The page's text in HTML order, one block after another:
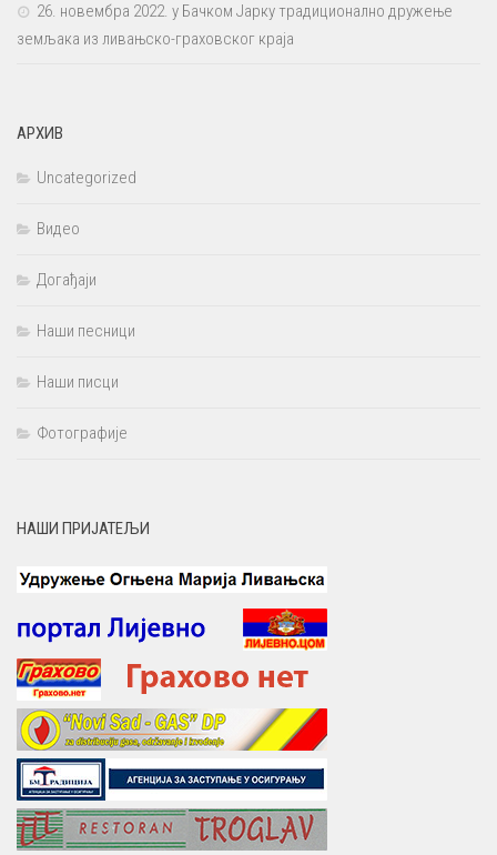
26. новембра 2022. у Бачком Јарку традиционално дружење
земљака из ливањско-граховског краја
АРХИВ
Uncategorized
Видео
Догађаји
Наши песници
Наши писци
Фотографије
НАШИ ПРИЈАТЕЉИ